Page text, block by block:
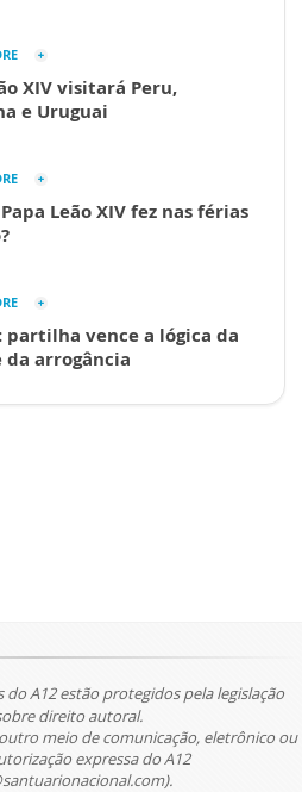
XIV visitará Peru,
e Uruguai
Leão XIV fez nas férias
partilha vence a lógica da
da arrogância
A12 estão protegidos pela legislação
direito autoral.
meio de comunicação, eletrônico ou
expressa do A12